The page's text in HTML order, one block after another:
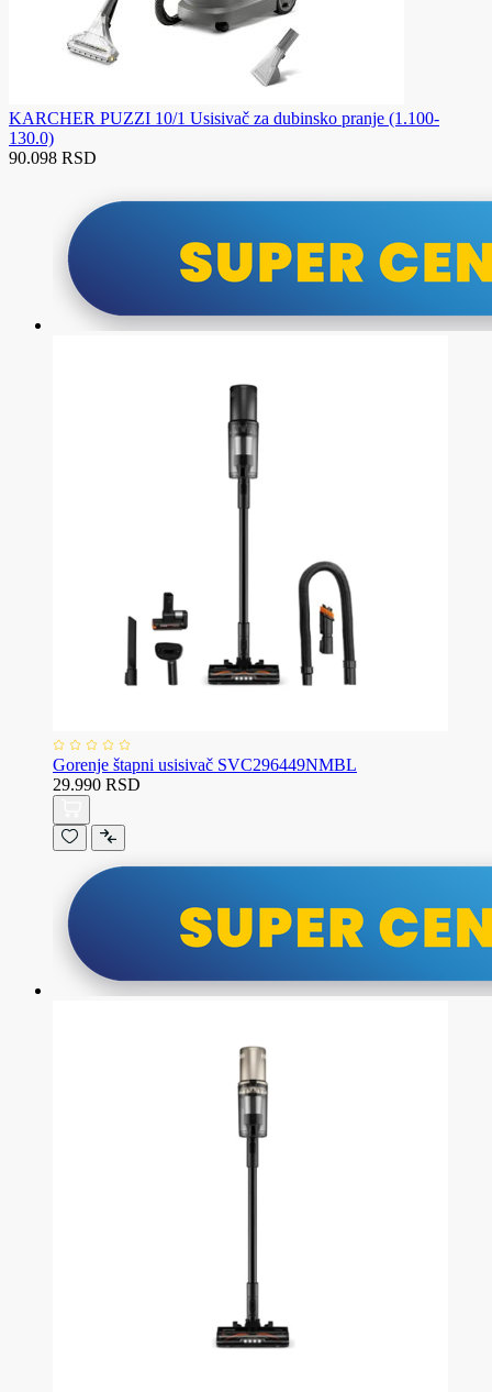
KARCHER PUZZI 10/1 Usisivač za dubinsko pranje (1.100-
130.0)
90.098 RSD
Gorenje štapni usisivač SVC296449NMBL
29.990 RSD